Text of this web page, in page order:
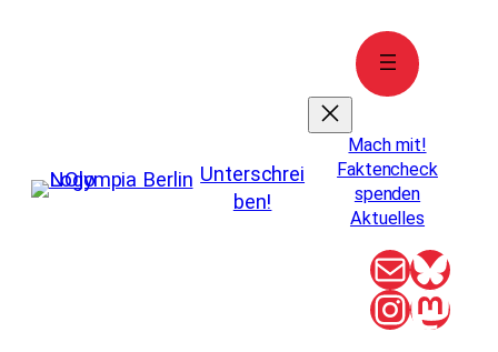
Unterschrei
ben!
Mach mit!
Faktencheck
spenden
Aktuelles
E-Mail